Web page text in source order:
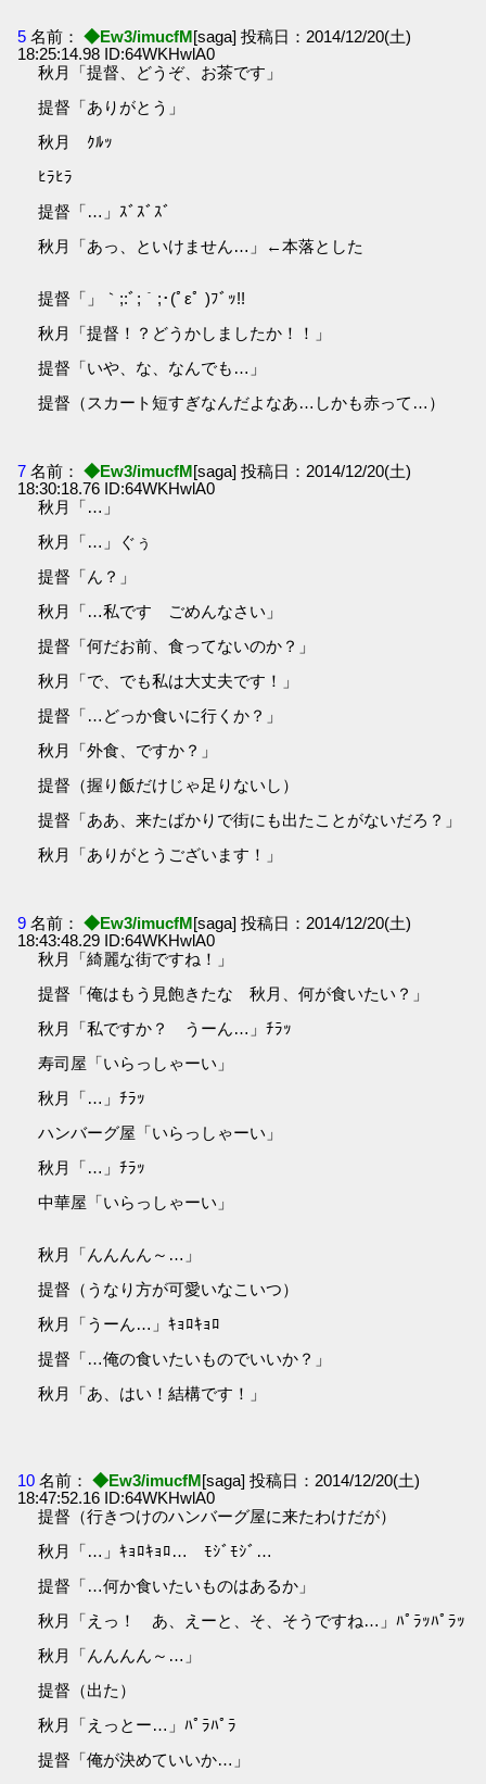
5 名前： ◆Ew3/imucfM[saga] 投稿日：2014/12/20(土)
18:25:14.98 ID:64WKHwlA0
秋月「提督、どうぞ、お茶です」
提督「ありがとう」
秋月 ｸﾙｯ
ﾋﾗﾋﾗ
提督「…」ｽﾞｽﾞｽﾞ
秋月「あっ、といけません…」←本落とした
提督「」｀;:ﾞ;｀;･(ﾟεﾟ )ﾌﾞｯ!!
秋月「提督！？どうかしましたか！！」
提督「いや、な、なんでも…」
提督（スカート短すぎなんだよなあ…しかも赤って…）
7 名前： ◆Ew3/imucfM[saga] 投稿日：2014/12/20(土)
18:30:18.76 ID:64WKHwlA0
秋月「…」
秋月「…」ぐぅ
提督「ん？」
秋月「…私です ごめんなさい」
提督「何だお前、食ってないのか？」
秋月「で、でも私は大丈夫です！」
提督「…どっか食いに行くか？」
秋月「外食、ですか？」
提督（握り飯だけじゃ足りないし）
提督「ああ、来たばかりで街にも出たことがないだろ？」
秋月「ありがとうございます！」
9 名前： ◆Ew3/imucfM[saga] 投稿日：2014/12/20(土)
18:43:48.29 ID:64WKHwlA0
秋月「綺麗な街ですね！」
提督「俺はもう見飽きたな 秋月、何が食いたい？」
秋月「私ですか？ うーん…」ﾁﾗｯ
寿司屋「いらっしゃーい」
秋月「…」ﾁﾗｯ
ハンバーグ屋「いらっしゃーい」
秋月「…」ﾁﾗｯ
中華屋「いらっしゃーい」
秋月「んんんん～…」
提督（うなり方が可愛いなこいつ）
秋月「うーん…」ｷｮﾛｷｮﾛ
提督「…俺の食いたいものでいいか？」
秋月「あ、はい！結構です！」
10 名前： ◆Ew3/imucfM[saga] 投稿日：2014/12/20(土)
18:47:52.16 ID:64WKHwlA0
提督（行きつけのハンバーグ屋に来たわけだが）
秋月「…」ｷｮﾛｷｮﾛ… ﾓｼﾞﾓｼﾞ…
提督「…何か食いたいものはあるか」
秋月「えっ！ あ、えーと、そ、そうですね…」ﾊﾟﾗｯﾊﾟﾗｯ
秋月「んんんん～…」
提督（出た）
秋月「えっとー…」ﾊﾟﾗﾊﾟﾗ
提督「俺が決めていいか…」